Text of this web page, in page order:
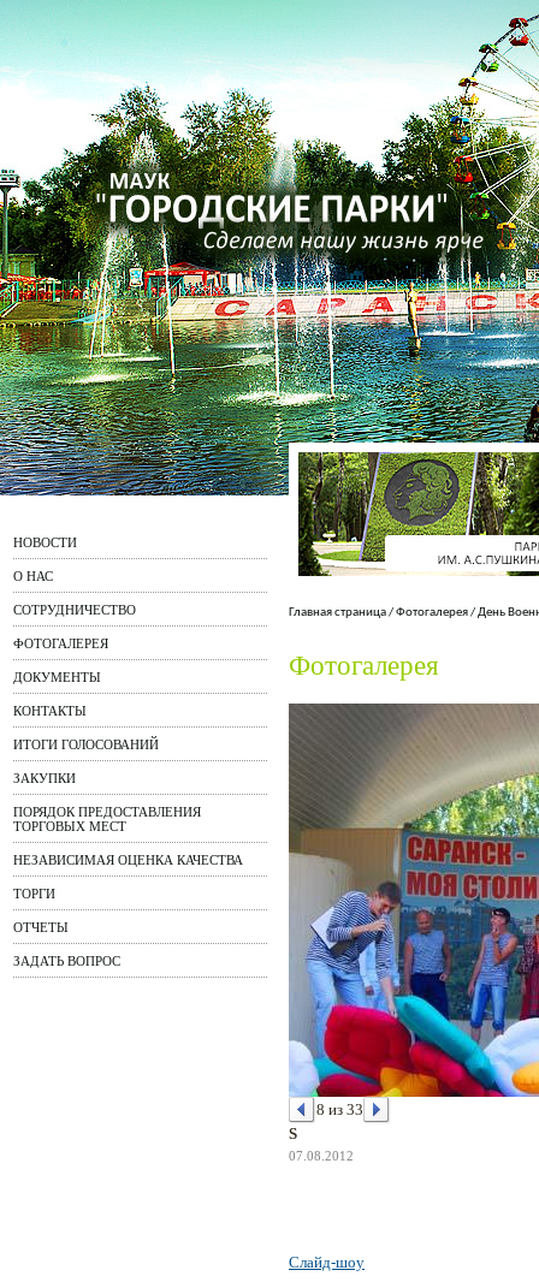
НОВОСТИ
О НАС
СОТРУДНИЧЕСТВО
ФОТОГАЛЕРЕЯ
ДОКУМЕНТЫ
КОНТАКТЫ
ИТОГИ ГОЛОСОВАНИЙ
ЗАКУПКИ
ПОРЯДОК ПРЕДОСТАВЛЕНИЯ
ТОРГОВЫХ МЕСТ
НЕЗАВИСИМАЯ ОЦЕНКА КАЧЕСТВА
ТОРГИ
ОТЧЕТЫ
ЗАДАТЬ ВОПРОС
Главная страница/Фотогалерея/День
Фотогалерея
8 из 33
S
07.08.2012
Слайд-шоу